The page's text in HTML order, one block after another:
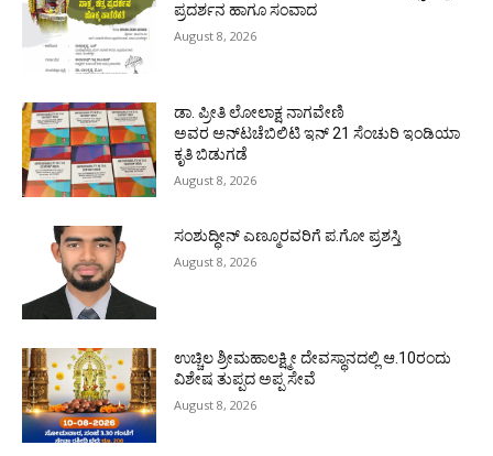
ಪ್ರದರ್ಶನ ಹಾಗೂ ಸಂವಾದ
August 8, 2026
ಡಾ. ಪ್ರೀತಿ ಲೋಲಾಕ್ಷ ನಾಗವೇಣಿ
ಅವರ ಅನ್‌ಟಚೆಬಿಲಿಟಿ ಇನ್ 21 ಸೆಂಚುರಿ ಇಂಡಿಯಾ
ಕೃತಿ ಬಿಡುಗಡೆ
August 8, 2026
ಸಂಶುದ್ಧೀನ್ ಎಣ್ಮೂರವರಿಗೆ ಪ.ಗೋ ಪ್ರಶಸ್ತಿ
August 8, 2026
ಉಚ್ಚಿಲ ಶ್ರೀಮಹಾಲಕ್ಷ್ಮೀ ದೇವಸ್ಥಾನದಲ್ಲಿ ಆ.10ರಂದು
ವಿಶೇಷ ತುಪ್ಪದ ಅಪ್ಪ ಸೇವೆ
August 8, 2026